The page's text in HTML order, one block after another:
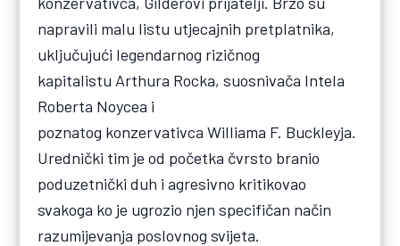
napravili malu listu utjecajnih pretplatnika,
uključujući legendarnog rizičnog
kapitalistu Arthura Rocka, suosnivača Intela
Roberta Noycea i
poznatog konzervativca Williama F. Buckleyja.
Urednički tim je od početka čvrsto branio
poduzetnički duh i agresivno kritikovao
svakoga ko je ugrozio njen specifičan način
razumijevanja poslovnog svijeta.